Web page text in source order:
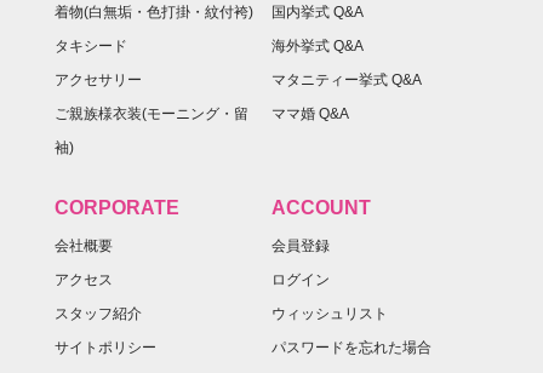
着物(白無垢・色打掛・紋付袴)
タキシード
アクセサリー
ご親族様衣装(モーニング・留
袖)
国内挙式 Q&A
海外挙式 Q&A
マタニティー挙式 Q&A
ママ婚 Q&A
CORPORATE
会社概要
アクセス
スタッフ紹介
サイトポリシー
ACCOUNT
会員登録
ログイン
ウィッシュリスト
パスワードを忘れた場合